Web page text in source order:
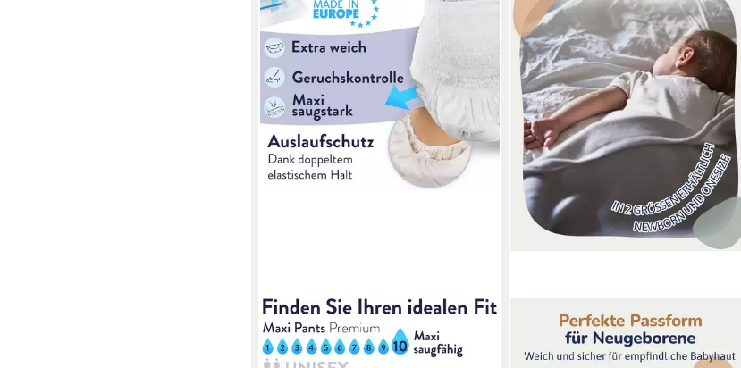
HARMONY CARE
Windeln für Erwachsene - MAXI
Windelhosen für Erwachsene -
HINZLING
Stoffwindeln Allround Saugeinlage –
Stoffwindel Einlagen aus Bio